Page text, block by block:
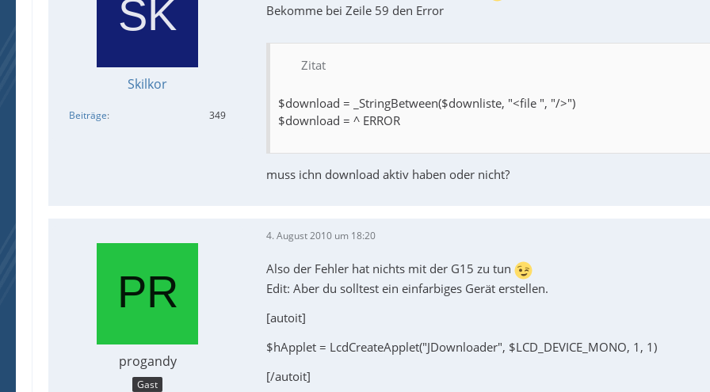
Skilkor
Beiträge 349
Bekomme bei Zeile 59 den Error
Zitat
$download = _StringBetween($downliste, "<file ", "/>")
$download = ^ ERROR
muss ichn download aktiv haben oder nicht?
progandy
Gast
4. August 2010 um 18:20
Also der Fehler hat nichts mit der G15 zu tun
Edit: Aber du solltest ein einfarbiges Gerät erstellen.
[autoit]
$hApplet = LcdCreateApplet("JDownloader", $LCD_DEVICE_MONO, 1, 1)
[/autoit]